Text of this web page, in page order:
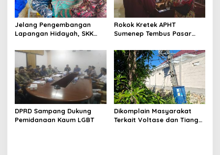
Jelang Pengembangan
Lapangan Hidayah, SKK
Perkuat Sinergi dengan
Nelayan Sampang
Rokok Kretek APHT
Sumenep Tembus Pasar
DPRD Sampang Dukung
Pemidanaan Kaum LGBT
Dikomplain Masyarakat
Terkait Voltase dan Tiang